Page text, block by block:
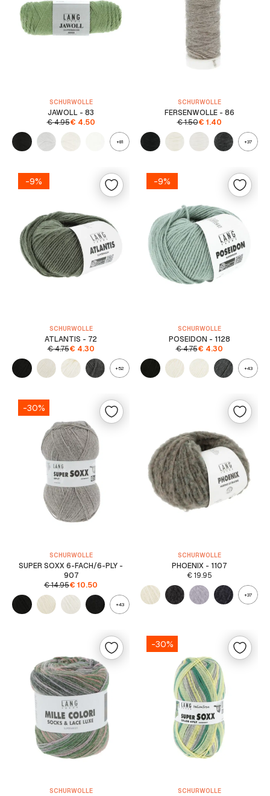
SCHURWOLLE
JAWOLL - 83
€4.95€ 4.50
+81
SCHURWOLLE
FERSENWOLLE - 86
€1.50€ 1.40
+37
-9%
SCHURWOLLE
ATLANTIS - 72
€4.75€ 4.30
+52
-9%
SCHURWOLLE
POSEIDON - 1128
€4.75€ 4.30
+43
-30%
SCHURWOLLE
SUPER SOXX 6-FACH/6-PLY -
907
€14.95€ 10.50
+43
SCHURWOLLE
PHOENIX - 1107
€19.95
+37
SCHURWOLLE
-30%
SCHURWOLLE